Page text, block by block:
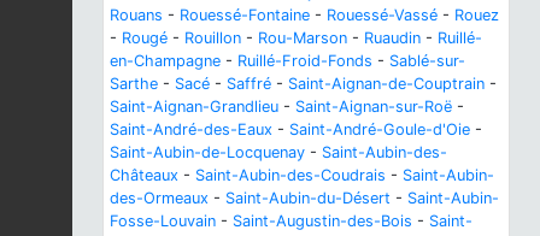
Rouans - Rouessé-Fontaine - Rouessé-Vassé - Rouez
- Rougé - Rouillon - Rou-Marson - Ruaudin - Ruillé-
en-Champagne - Ruillé-Froid-Fonds - Sablé-sur-
Sarthe - Sacé - Saffré - Saint-Aignan-de-Couptrain -
Saint-Aignan-Grandlieu - Saint-Aignan-sur-Roë -
Saint-André-des-Eaux - Saint-André-Goule-d'Oie -
Saint-Aubin-de-Locquenay - Saint-Aubin-des-
Châteaux - Saint-Aubin-des-Coudrais - Saint-Aubin-
des-Ormeaux - Saint-Aubin-du-Désert - Saint-Aubin-
Fosse-Louvain - Saint-Augustin-des-Bois - Saint-